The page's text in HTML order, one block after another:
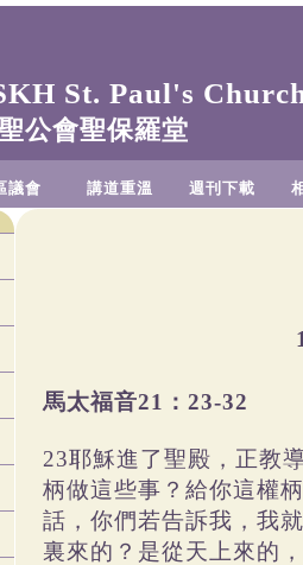
St. Paul's
公會聖保羅堂
議會 講道重溫 週刊下載
馬太福音21：23-32
23耶穌進了聖殿，正教
柄做這些事？給你這權
話，你們若告訴我，我
裏來的？是從天上來的